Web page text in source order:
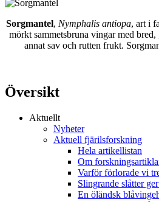
Sorgmantel, Nymphalis antiopa, art i
mörkt sammetsbruna vingar med
annat sav och rutten frukt.
Översikt
Aktuellt
Nyheter
Aktuell fjärilsforskning
Hela artikellistan
Om
Varför förlorade vi
Slingrande slåtter
En öländsk